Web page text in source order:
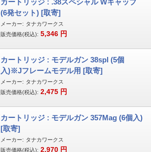
カートリッジ : .38スペシャル Wキャップ
(6発セット) [取寄]
メーカー: タナカワークス
販売価格(税込): 5,346 円
カートリッジ : モデルガン 38spl (5個
入)※Jフレームモデル用 [取寄]
メーカー: タナカワークス
販売価格(税込): 2,475 円
カートリッジ : モデルガン 357Mag (6個入)
[取寄]
メーカー: タナカワークス
販売価格(税込): 2,970 円